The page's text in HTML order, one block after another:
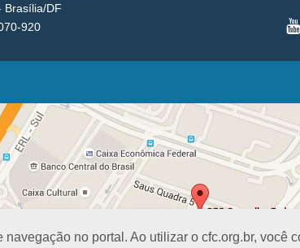
no portal. Ao utilizar o cfc.org.br, você
Brasília/DF
920
VICE-PRESIDÊNCIAS
Administrativa
Controle Interno
Desenvolvimento Profissional
Governança e Gestão Estratégica
Fiscalização, Ética e Disciplina
Registro